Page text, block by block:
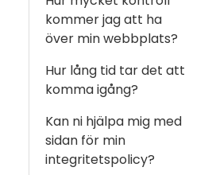
kommer jag att ha
över min webbplats?
Hur lång tid tar det att
komma igång?
Kan ni hjälpa mig med
sidan för min
integritetspolicy?